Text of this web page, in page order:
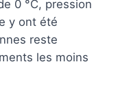
0 °C, pression
y ont été
reste
les moins